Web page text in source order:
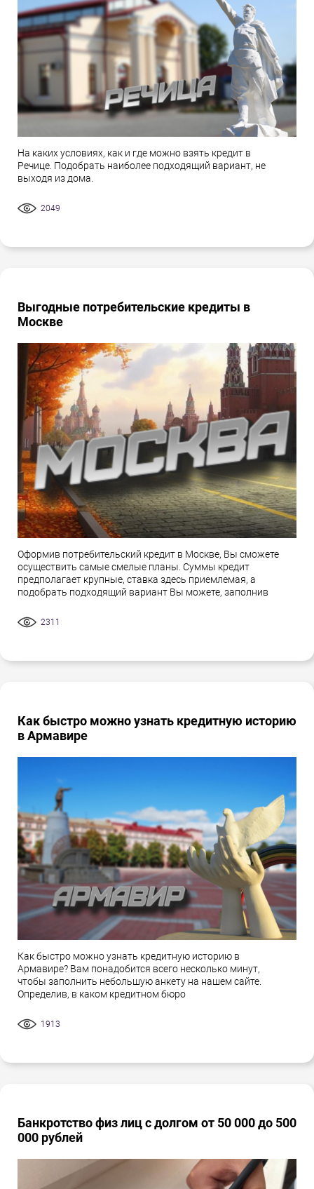
На каких условиях, как и где можно взять кредит в
Речице. Подобрать наиболее подходящий вариант, не
выходя из дома.
2049
Выгодные потребительские кредиты в
Москве
Оформив потребительский кредит в Москве, Вы сможете
осуществить самые смелые планы. Суммы кредит
предполагает крупные, ставка здесь приемлемая, а
подобрать подходящий вариант Вы можете, заполнив
2311
Как быстро можно узнать кредитную историю
в Армавире
Как быстро можно узнать кредитную историю в
Армавире? Вам понадобится всего несколько минут,
чтобы заполнить небольшую анкету на нашем сайте.
Определив, в каком кредитном бюро
1913
Банкротство физ лиц с долгом от 50 000 до 500
000 рублей